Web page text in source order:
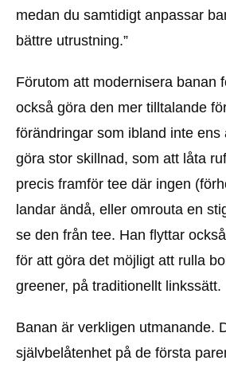
medan du samtidigt anpassar
bättre utrustning.”
Förutom att modernisera banan
också göra den mer tilltalande
förändringar som ibland inte ens
göra stor skillnad, som att låta
precis framför tee där ingen
landar ändå, eller omrouta en
se den från tee. Han flyttar
för att göra det möjligt att rulla
greener, på traditionellt linkssätt.
Banan är verkligen utmanande.
självbelåtenhet på de första